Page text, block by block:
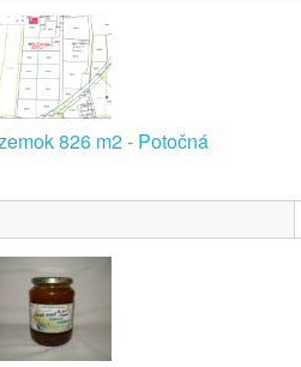
826 m2 - Potočná